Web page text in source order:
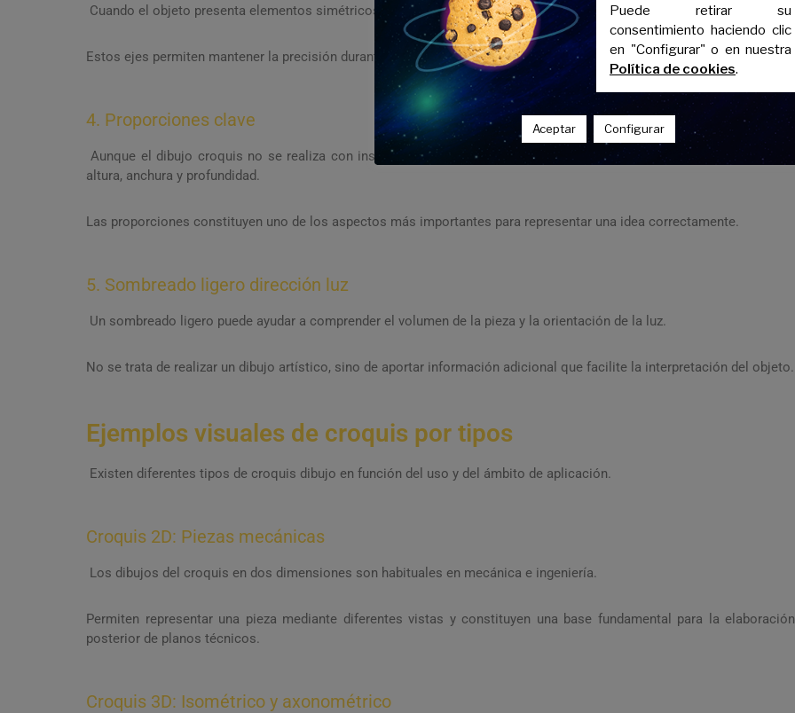
Cuando el objeto presenta elementos simétricos, se incorporan ejes mediante líneas discontinuas.
Estos ejes permiten mantener la precisión durante el croquizado y ayudan a interpretar correctamente las vistas.
4. Proporciones clave
Aunque el dibujo croquis no se realiza con instrumentos de precisión, es importante conservar las relaciones entre
altura, anchura y profundidad.
Las proporciones constituyen uno de los aspectos más importantes para representar una idea correctamente.
5. Sombreado ligero dirección luz
Un sombreado ligero puede ayudar a comprender el volumen de la pieza y la orientación de la luz.
No se trata de realizar un dibujo artístico, sino de aportar información adicional que facilite la interpretación del objeto.
Ejemplos visuales de croquis por tipos
Existen diferentes tipos de croquis dibujo en función del uso y del ámbito de aplicación.
Croquis 2D: Piezas mecánicas
Los dibujos del croquis en dos dimensiones son habituales en mecánica e ingeniería.
Permiten representar una pieza mediante diferentes vistas y constituyen una base fundamental para la elaboración
posterior de planos técnicos.
Croquis 3D: Isométrico y axonométrico
Puede retirar su
consentimiento haciendo clic
en "Configurar" o en nuestra
Política de cookies.
Aceptar Configurar